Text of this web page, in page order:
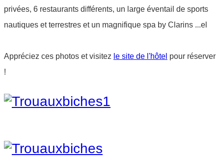
privées, 6 restaurants différents, un large éventail de sports
nautiques et terrestres et un magnifique spa by Clarins ...el
Appréciez ces photos et visitez le site de l'hôtel pour réserver
!